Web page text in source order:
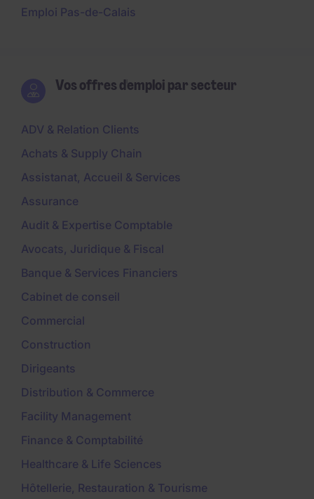
Emploi Pas-de-Calais
Vos offres d'emploi par secteur
ADV & Relation Clients
Achats & Supply Chain
Assistanat, Accueil & Services
Assurance
Audit & Expertise Comptable
Avocats, Juridique & Fiscal
Banque & Services Financiers
Cabinet de conseil
Commercial
Construction
Dirigeants
Distribution & Commerce
Facility Management
Finance & Comptabilité
Healthcare & Life Sciences
Hôtellerie, Restauration & Tourisme